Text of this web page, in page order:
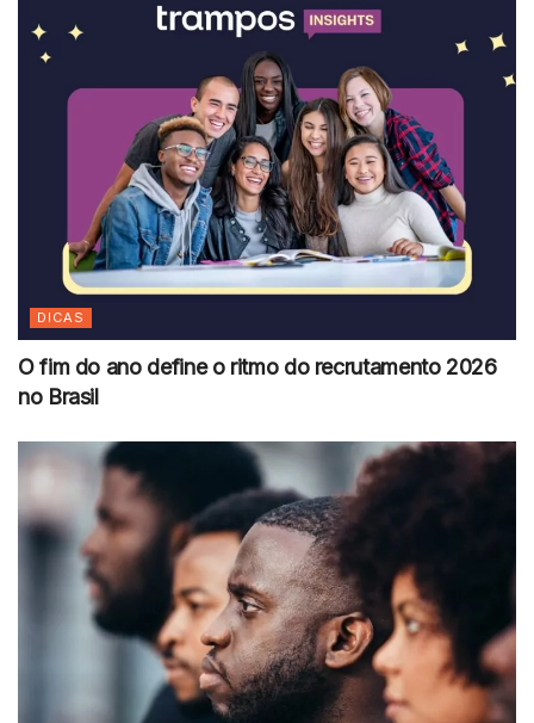
DICAS
O fim do ano define o ritmo do recrutamento 2026
no Brasil